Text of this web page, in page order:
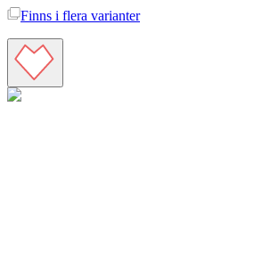
Finns i flera varianter